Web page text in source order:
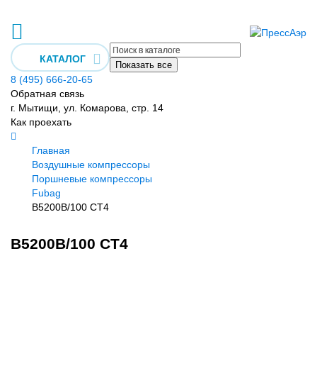
КАТАЛОГ
Показать все
8 (495) 666-20-65
Обратная связь
г. Мытищи, ул. Комарова, стр. 14
Как проехать
Главная
Воздушные компрессоры
Поршневые компрессоры
Fubag
B5200B/100 CT4
B5200B/100 CT4